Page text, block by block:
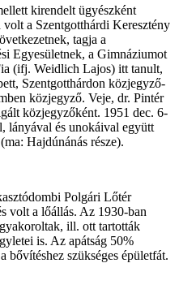
kirendelt ügyészként
a Szentgotthárdi Keresztény
tagja a
Egyesületnek, a Gimnáziumot
(ifj. Weidlich Lajos) itt tanult,
Szentgotthárdon közjegyző-
közjegyző. Veje, dr. Pintér
közjegyzőként. 1951 dec. 6-
lányával és unokáival együtt
Hajdúnánás része).
Polgári Lőtér
volt a lőállás. Az 1930-ban
ill. ott tartották
is. Az apátság 50%
bővítéshez szükséges épületfát.